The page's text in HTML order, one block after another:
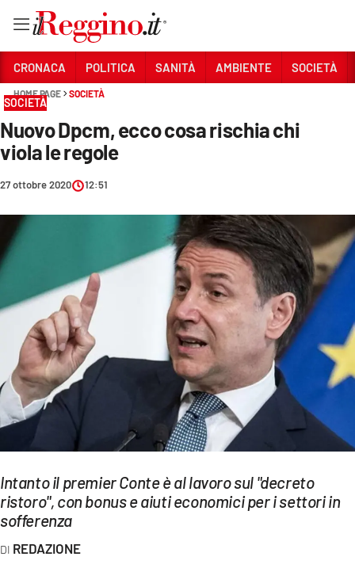
Sezioni
CRONACA
AMBIENTE
CULTURA
ECONOMIA E LAVORO
EVENTI
SPORT
Streaming
LAC TV
LAC NETWORK
LAC ONAIR
CRONACA POLITICA SANITÀ AMBIENTE SOCIETÀ
HOME PAGE SOCIETÀ
SOCIETÀ
Nuovo Dpcm, ecco cosa rischia chi
viola le regole
27 ottobre 2020 12:51
Intanto il premier Conte è al lavoro sul "decreto
ristoro", con bonus e aiuti economici per i settori in
sofferenza
REDAZIONE